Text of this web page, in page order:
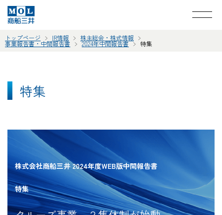
トップページ IR情報 株主総会・株式情報
事業報告書・中間報告書 2024年中間報告書 特集
特集
株式会社商船三井 2024年度WEB版中間報告書
特集